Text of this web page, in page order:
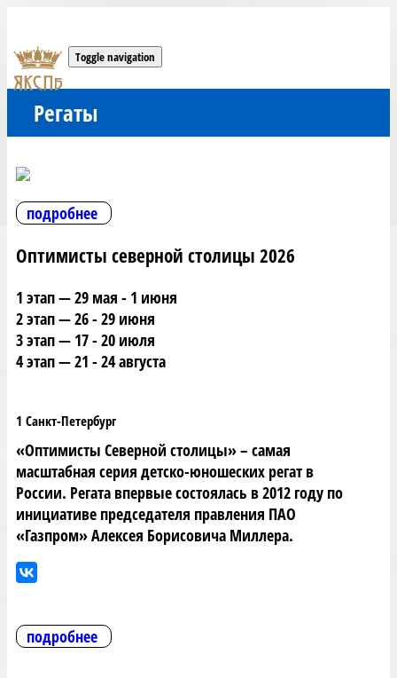
Toggle navigation
Регаты
подробнее
Оптимисты северной столицы 2026
1 этап — 29 мая - 1 июня
2 этап — 26 - 29 июня
3 этап — 17 - 20 июля
4 этап — 21 - 24 августа
1 Санкт-Петербург
«Оптимисты Северной столицы» – самая
масштабная серия детско-юношеских регат в
России. Регата впервые состоялась в 2012 году по
инициативе председателя правления ПАО
«Газпром» Алексея Борисовича Миллера.
подробнее